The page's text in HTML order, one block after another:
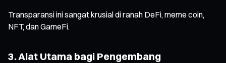
Transparansi ini sangat krusial di ranah DeFi, meme coin,
NFT, dan GameFi.
3. Alat Utama bagi Pengembang